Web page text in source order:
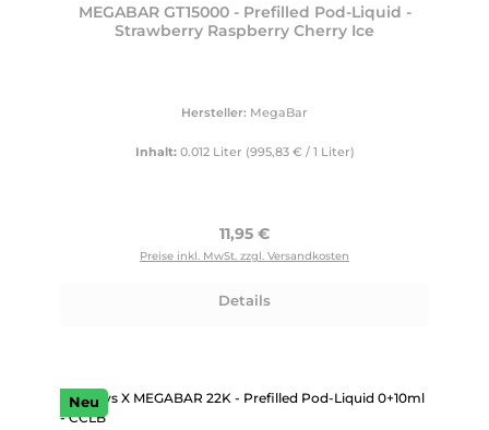
MEGABAR GT15000 - Prefilled Pod-Liquid -
Strawberry Raspberry Cherry Ice
Hersteller: MegaBar
Inhalt: 0.012 Liter (995,83 € / 1 Liter)
Regulärer Preis:
11,95 €
Preise inkl. MwSt. zzgl. Versandkosten
Details
Neu